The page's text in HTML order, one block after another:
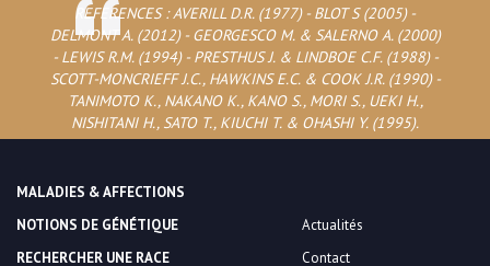
REFERENCES : AVERILL D.R. (1977) - BLOT S (2005) -
DELMONT A. (2012) - GEORGESCO M. & SALERNO A. (2000)
- LEWIS R.M. (1994) - PRESTHUS J. & LINDBOE C.F. (1988) -
SCOTT-MONCRIEFF J.C., HAWKINS E.C. & COOK J.R. (1990) -
TANIMOTO K., NAKANO K., KANO S., MORI S., UEKI H.,
NISHITANI H., SATO T., KIUCHI T. & OHASHI Y. (1995).
MALADIES & AFFECTIONS
NOTIONS DE GÉNÉTIQUE
RECHERCHER UNE RACE
Actualités
Contact